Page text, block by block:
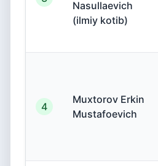
Nasullaevich
(ilmiy kotib)
4
Muxtorov Erkin
Mustafoevich